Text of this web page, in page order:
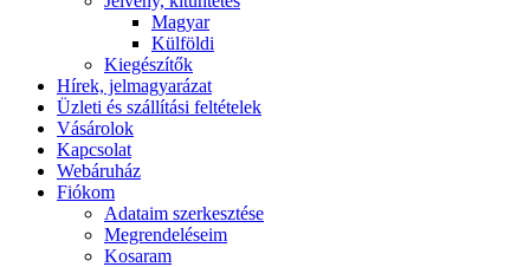
Magyar
Külföldi
Kiegészítők
Hírek, jelmagyarázat
Üzleti és szállítási feltételek
Vásárolok
Kapcsolat
Webáruház
Fiókom
Adataim szerkesztése
Megrendeléseim
Kosaram